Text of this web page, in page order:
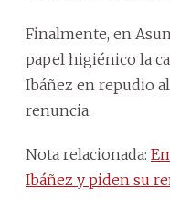
Finalmente, en
papel higiénico la
Ibáñez en repudio
renuncia.
Nota relacionada:
Ibáñez y piden su